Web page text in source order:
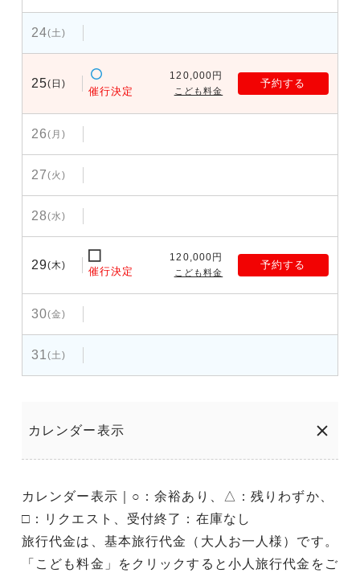
24(土)
25(日)
催行決定
120,000円
こども料金
予約する
26(月)
27(火)
28(水)
29(木) 催行決定
120,000円
こども料金
予約する
30(金)
31(土)
カレンダー表示
カレンダー表示｜○：余裕あり、△：残りわずか、
□：リクエスト、受付終了：在庫なし
旅行代金は、基本旅行代金（大人お一人様）です。
「こども料金」をクリックすると小人旅行代金をご